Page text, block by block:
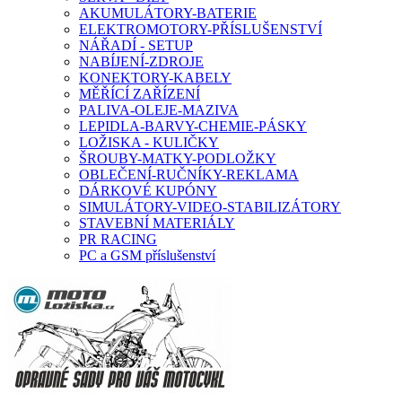
AKUMULÁTORY-BATERIE
ELEKTROMOTORY-PŘÍSLUŠENSTVÍ
NÁŘADÍ - SETUP
NABÍJENÍ-ZDROJE
KONEKTORY-KABELY
MĚŘÍCÍ ZAŘÍZENÍ
PALIVA-OLEJE-MAZIVA
LEPIDLA-BARVY-CHEMIE-PÁSKY
LOŽISKA - KULIČKY
ŠROUBY-MATKY-PODLOŽKY
OBLEČENÍ-RUČNÍKY-REKLAMA
DÁRKOVÉ KUPÓNY
SIMULÁTORY-VIDEO-STABILIZÁTORY
STAVEBNÍ MATERIÁLY
PR RACING
PC a GSM příslušenství